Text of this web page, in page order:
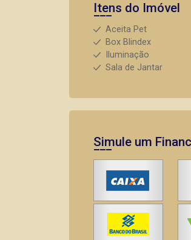
Itens do Imóvel
Aceita Pet
Box Blindex
Iluminação
Sala de Jantar
Simule um